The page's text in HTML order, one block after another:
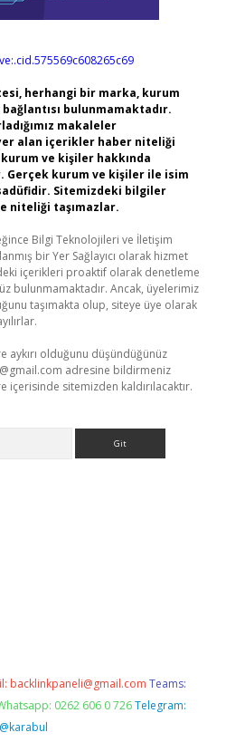
herhangi bir marka, kurum
bulunmamaktadır.
makaleler
alan içerikler haber niteliği
ve kişiler hakkında
Gerçek kurum ve kişiler ile isim
Sitemizdeki bilgiler
niteliği taşımazlar.
Bilgi Teknolojileri ve İletişim
bir Yer Sağlayıcı olarak hizmet
içerikleri proaktif olarak denetleme
bulunmamaktadır. Ancak, üyelerimiz
taşımakta olup, siteye üye olarak
aykırı olduğunu düşündüğünüz
adresine bildirmeniz
içerisinde sitemizden kaldırılacaktır.
backlinkpaneli@gmail.com Teams:
0262 606 0 726 Telegram:
@karabul